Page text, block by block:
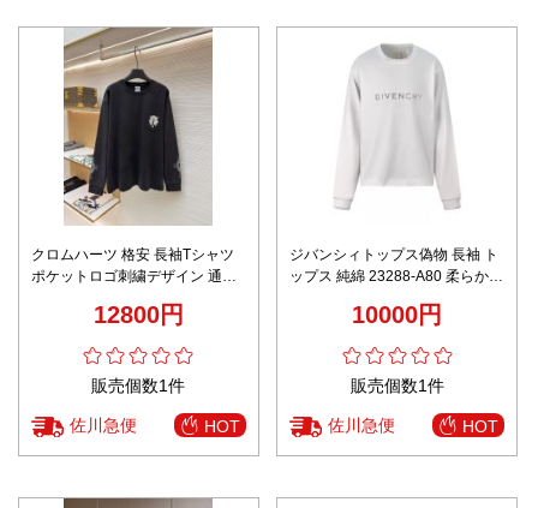
クロムハーツ 格安 長袖Tシャツ
ポケットロゴ刺繍デザイン 通気
12800円
販売個数1件
佐川急便 HOT
ジバンシィトップス偽物 長袖 ト
ップス 純綿 23288-A80 柔らかい
10000円
販売個数1件
佐川急便 HOT